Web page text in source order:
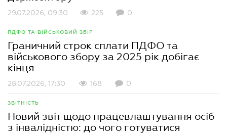
29.07.2026, 09:30 225 0
ПДФО ТА ВІЙСЬКОВИЙ ЗБІР
Граничний строк сплати ПДФО та
військового збору за 2025 рік добігає
кінця
28.07.2026, 17:30 168 0
ЗВІТНІСТЬ
Новий звіт щодо працевлаштування осіб
з інвалідністю: до чого готуватися